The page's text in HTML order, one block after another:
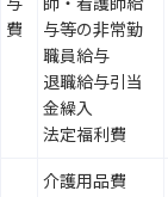
与
費
師・看護師給
与等の非常勤
職員給与
退職給与引当
金繰入
法定福利費
介護用品費